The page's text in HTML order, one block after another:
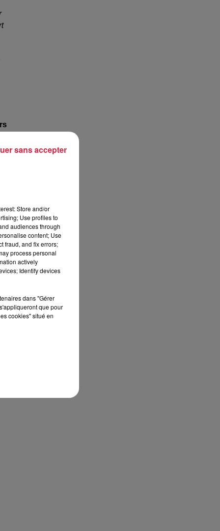
Store and/or
Use profiles to
audiences through
content; Use
fraud, and fix errors;
process personal
actively
Identify devices
dans "Gérer
que pour
cookies" situé en
sans accepter